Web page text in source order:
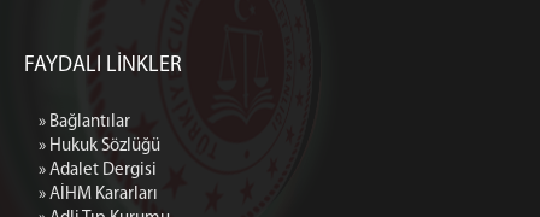
FAYDALI LİNKLER
» Bağlantılar
» Hukuk Sözlüğü
» Adalet Dergisi
» AİHM Kararları